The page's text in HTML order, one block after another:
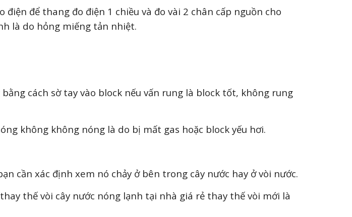
để thang đo điện 1 chiều và đo vài 2 chân cấp nguồn cho
là do hỏng miếng tản nhiệt.
cách sờ tay vào block nếu vấn rung là block tốt, không rung
không không nóng là do bị mất gas hoặc block yếu hơi.
cần xác định xem nó chảy ở bên trong cây nước hay ở vòi nước.
thế vòi cây nước nóng lạnh tại nhà giá rẻ thay thế vòi mới là